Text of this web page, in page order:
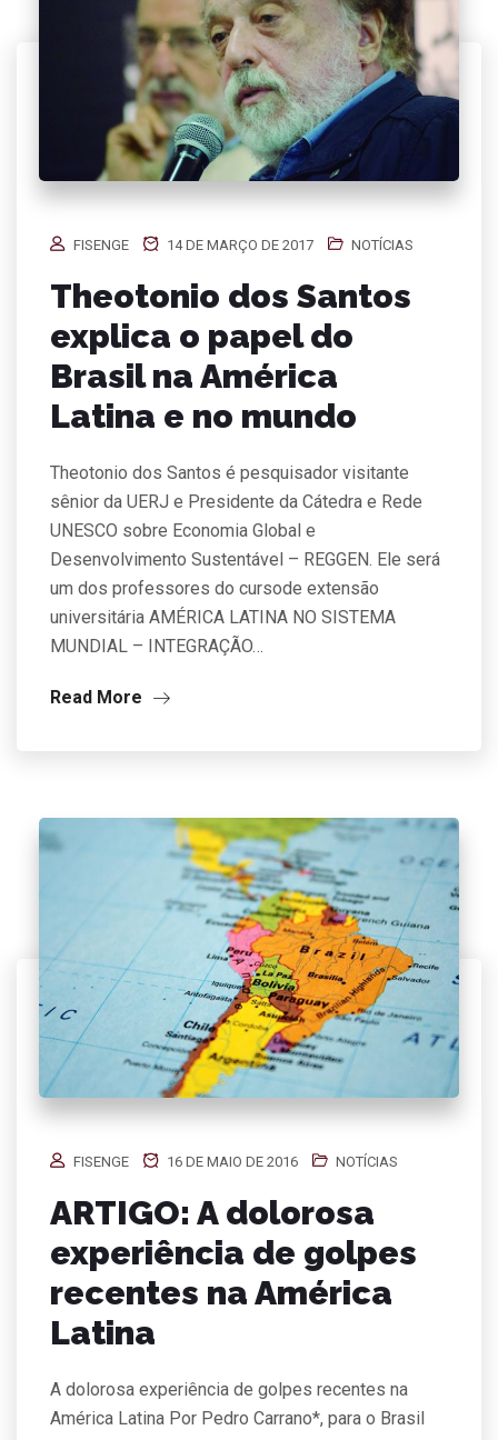
FISENGE 14 DE MARÇO DE 2017 NOTÍCIAS
Theotonio dos Santos
explica o papel do
Brasil na América
Latina e no mundo
Theotonio dos Santos é pesquisador visitante
sênior da UERJ e Presidente da Cátedra e Rede
UNESCO sobre Economia Global e
Desenvolvimento Sustentável – REGGEN. Ele será
um dos professores do cursode extensão
universitária AMÉRICA LATINA NO SISTEMA
MUNDIAL – INTEGRAÇÃO…
Read More
FISENGE 16 DE MAIO DE 2016 NOTÍCIAS
ARTIGO: A dolorosa
experiência de golpes
recentes na América
Latina
A dolorosa experiência de golpes recentes na
América Latina Por Pedro Carrano*, para o Brasil